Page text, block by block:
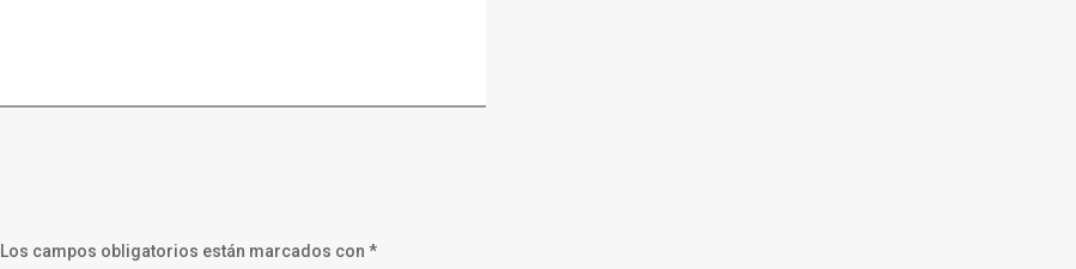
Los campos obligatorios están marcados con*